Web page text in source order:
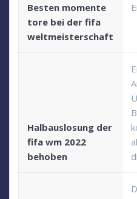
Besten momente
tore bei der fifa
weltmeisterschaft
Halbauslosung der
fifa wm 2022
behoben